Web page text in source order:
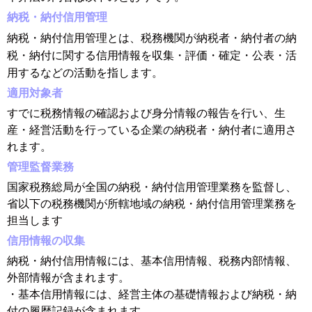
納税・納付信用管理
納税・納付信用管理とは、税務機関が納税者・納付者の納
税・納付に関する信用情報を収集・評価・確定・公表・活
用するなどの活動を指します。
適用対象者
すでに税務情報の確認および身分情報の報告を行い、生
産・経営活動を行っている企業の納税者・納付者に適用さ
れます。
管理監督業務
国家税務総局が全国の納税・納付信用管理業務を監督し、
省以下の税務機関が所轄地域の納税・納付信用管理業務を
担当します
信用情報の収集
納税・納付信用情報には、基本信用情報、税務内部情報、
外部情報が含まれます。
・基本信用情報には、経営主体の基礎情報および納税・納